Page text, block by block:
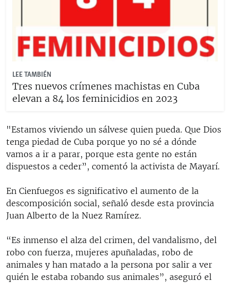
LEE TAMBIÉN
Tres nuevos crímenes machistas en Cuba
elevan a 84 los feminicidios en 2023
"Estamos viviendo un sálvese quien pueda. Que Dios
tenga piedad de Cuba porque yo no sé a dónde
vamos a ir a parar, porque esta gente no están
dispuestos a ceder”, comentó la activista de Mayarí.
En Cienfuegos es significativo el aumento de la
descomposición social, señaló desde esta provincia
Juan Alberto de la Nuez Ramírez.
“Es inmenso el alza del crimen, del vandalismo, del
robo con fuerza, mujeres apuñaladas, robo de
animales y han matado a la persona por salir a ver
quién le estaba robando sus animales”, aseguró el